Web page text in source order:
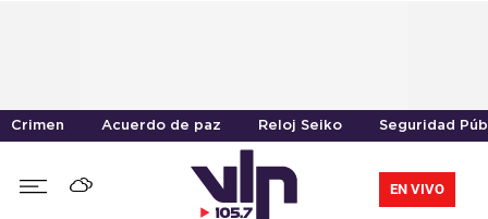
Crimen Acuerdo de paz Reloj Seiko Seguridad
EN VIVO